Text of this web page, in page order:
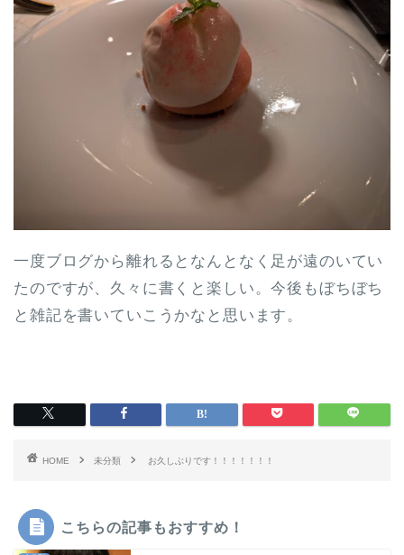
一度ブログから離れるとなんとなく足が遠のいてい
たのですが、久々に書くと楽しい。今後もぼちぼち
と雑記を書いていこうかなと思います。
HOME 未分類 お久しぶりです！！！！！！！
こちらの記事もおすすめ！